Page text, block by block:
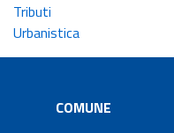
Tributi
Urbanistica
COMUNE